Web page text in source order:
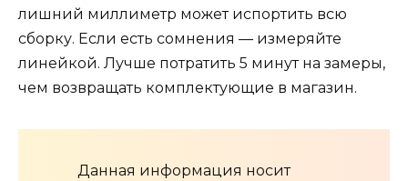
лишний миллиметр может испортить всю
сборку. Если есть сомнения — измеряйте
линейкой. Лучше потратить 5 минут на замеры,
чем возвращать комплектующие в магазин.
Данная информация носит